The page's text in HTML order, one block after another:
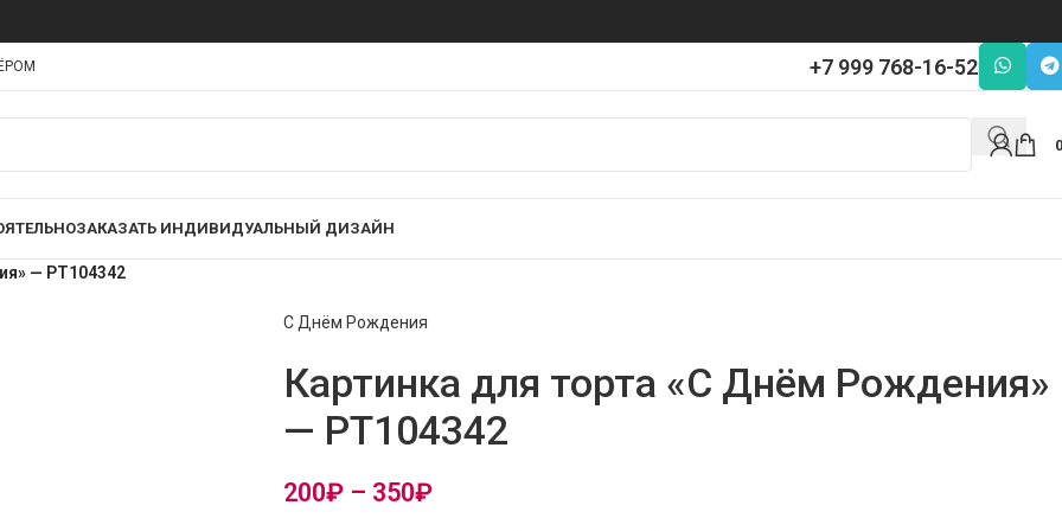
+7 999 768-16-52
0
ЗАКАЗАТЬ ИНДИВИДУАЛЬНЫЙ ДИЗАЙН
— PT104342
С Днём Рождения
Картинка для торта «С Днём Рождения»
— PT104342
200₽ – 350₽